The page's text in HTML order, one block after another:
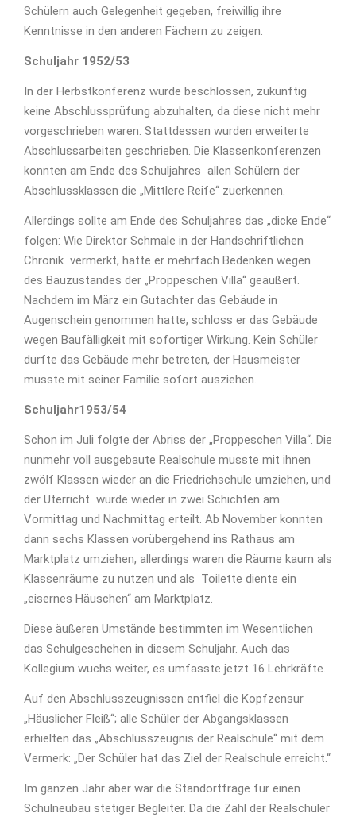
Schülern auch Gelegenheit gegeben, freiwillig ihre
Kenntnisse in den anderen Fächern zu zeigen.
Schuljahr 1952/53
In der Herbstkonferenz wurde beschlossen, zukünftig
keine Abschlussprüfung abzuhalten, da diese nicht mehr
vorgeschrieben waren. Stattdessen wurden erweiterte
Abschlussarbeiten geschrieben. Die Klassenkonferenzen
konnten am Ende des Schuljahres allen Schülern der
Abschlussklassen die „Mittlere Reife“ zuerkennen.
Allerdings sollte am Ende des Schuljahres das „dicke Ende“
folgen: Wie Direktor Schmale in der Handschriftlichen
Chronik vermerkt, hatte er mehrfach Bedenken wegen
des Bauzustandes der „Proppeschen Villa“ geäußert.
Nachdem im März ein Gutachter das Gebäude in
Augenschein genommen hatte, schloss er das Gebäude
wegen Baufälligkeit mit sofortiger Wirkung. Kein Schüler
durfte das Gebäude mehr betreten, der Hausmeister
musste mit seiner Familie sofort ausziehen.
Schuljahr1953/54
Schon im Juli folgte der Abriss der „Proppeschen Villa“. Die
nunmehr voll ausgebaute Realschule musste mit ihnen
zwölf Klassen wieder an die Friedrichschule umziehen, und
der Uterricht wurde wieder in zwei Schichten am
Vormittag und Nachmittag erteilt. Ab November konnten
dann sechs Klassen vorübergehend ins Rathaus am
Marktplatz umziehen, allerdings waren die Räume kaum als
Klassenräume zu nutzen und als Toilette diente ein
„eisernes Häuschen“ am Marktplatz.
Diese äußeren Umstände bestimmten im Wesentlichen
das Schulgeschehen in diesem Schuljahr. Auch das
Kollegium wuchs weiter, es umfasste jetzt 16 Lehrkräfte.
Auf den Abschlusszeugnissen entfiel die Kopfzensur
„Häuslicher Fleiß“; alle Schüler der Abgangsklassen
erhielten das „Abschlusszeugnis der Realschule“ mit dem
Vermerk: „Der Schüler hat das Ziel der Realschule erreicht.“
Im ganzen Jahr aber war die Standortfrage für einen
Schulneubau stetiger Begleiter. Da die Zahl der Realschüler